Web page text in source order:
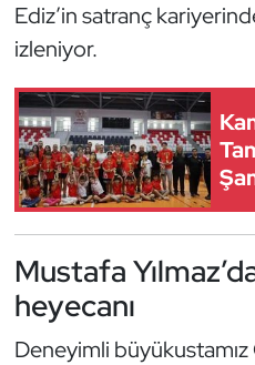
Ediz’in satranç
izleniyor.
Mustafa
heyecanı
Deneyimli büyükustamız
Motor Sporları
Muay Thai
Okçuluk
Optimist
Oryantiring
Özel Sporcular